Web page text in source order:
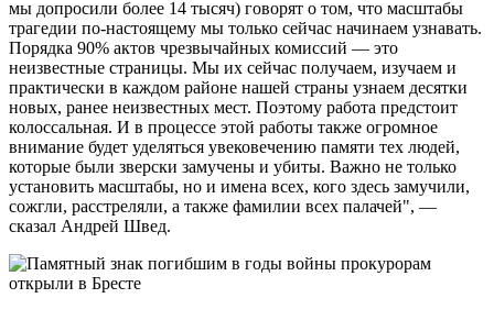
мы допросили более 14 тысяч) говорят о том, что масштабы
трагедии по-настоящему мы только сейчас начинаем узнавать.
Порядка 90% актов чрезвычайных комиссий — это
неизвестные страницы. Мы их сейчас получаем, изучаем и
практически в каждом районе нашей страны узнаем десятки
новых, ранее неизвестных мест. Поэтому работа предстоит
колоссальная. И в процессе этой работы также огромное
внимание будет уделяться увековечению памяти тех людей,
которые были зверски замучены и убиты. Важно не только
установить масштабы, но и имена всех, кого здесь замучили,
сожгли, расстреляли, а также фамилии всех палачей", —
сказал Андрей Швед.